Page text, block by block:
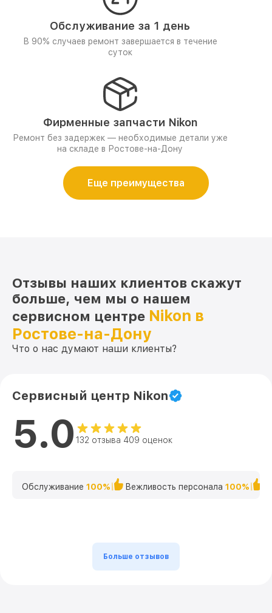
Обслуживание за 1 день
В 90% случаев ремонт завершается в течение
суток
Фирменные запчасти Nikon
Ремонт без задержек — необходимые детали уже
на складе в Ростове-на-Дону
Еще преимущества
Отзывы наших клиентов скажут
больше, чем мы о нашем
сервисном центре Nikon в
Ростове-на-Дону
Что о нас думают наши клиенты?
Сервисный центр Nikon
5.0 132 отзыва 409 оценок
Обслуживание 100% Вежливость персонала 100%
Больше отзывов